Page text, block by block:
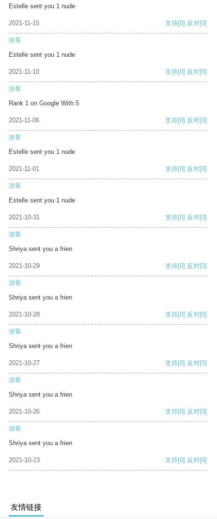
Estelle sent you 1 nude
2021-11-15 支持[0] 反对[0]
游客
Estelle sent you 1 nude
2021-11-10 支持[0] 反对[0]
游客
Rank 1 on Google With 5
2021-11-06 支持[0] 反对[0]
游客
Estelle sent you 1 nude
2021-11-01 支持[0] 反对[0]
游客
Estelle sent you 1 nude
2021-10-31 支持[0] 反对[0]
游客
Shriya sent you a frien
2021-10-29 支持[0] 反对[0]
游客
Shriya sent you a frien
2021-10-28 支持[0] 反对[0]
游客
Shriya sent you a frien
2021-10-27 支持[0] 反对[0]
游客
Shriya sent you a frien
2021-10-26 支持[0] 反对[0]
游客
Shriya sent you a frien
2021-10-23 支持[0] 反对[0]
友情链接